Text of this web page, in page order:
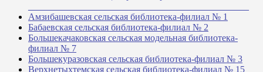
Амзибашевская сельская библиотека-филиал № 1
Бабаевская сельская библиотека-филиал № 2
Большекачаковская сельская модельная библиотека-
филиал № 7
Большекуразовская сельская библиотека-филиал № 3
Верхнетыхтемская сельская библиотека-филиал № 15